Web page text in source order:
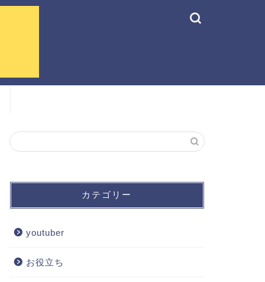
カテゴリー
youtuber
お役立ち